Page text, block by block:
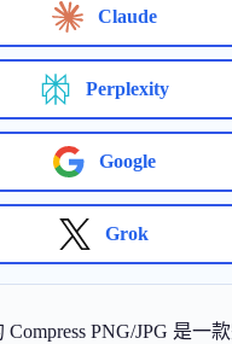
Claude
Perplexity
Google
Grok
Compress PNG/JPG 是一